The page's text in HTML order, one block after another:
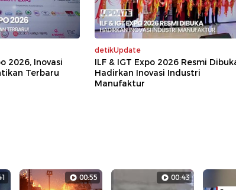
2026, Inovasi
Terbaru
detikUpdate
ILF & IGT Expo 2026 Resmi
Hadirkan Inovasi Industri
Manufaktur
00:55 00:43